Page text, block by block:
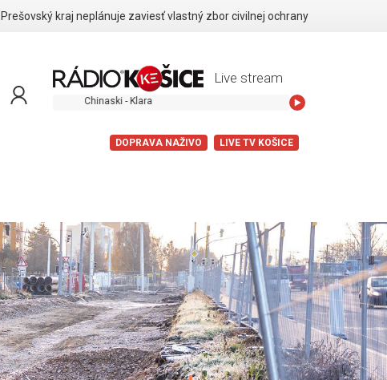
Prešovský kraj neplánuje zaviesť vlastný zbor civilnej ochrany
Live stream
Chinaski - Klara
DOPRAVA NAŽIVO LIVE TV KOŠICE